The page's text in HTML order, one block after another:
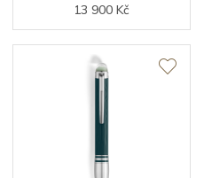
13 900 Kč